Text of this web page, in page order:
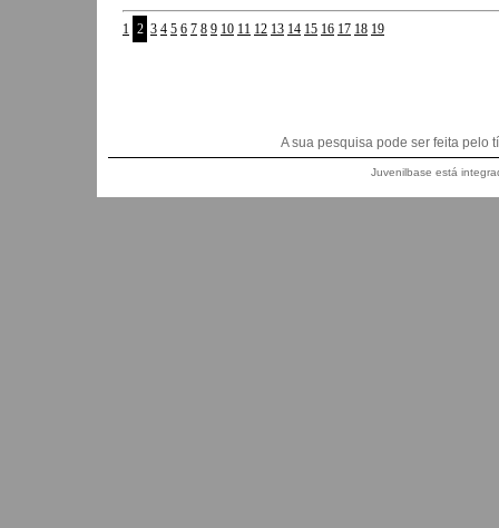
1 2 3 4 5 6 7 8 9 10 11 12 13 14 15 16 17 18 19
A sua pesquisa pode ser feita pelo
Juvenilbase está